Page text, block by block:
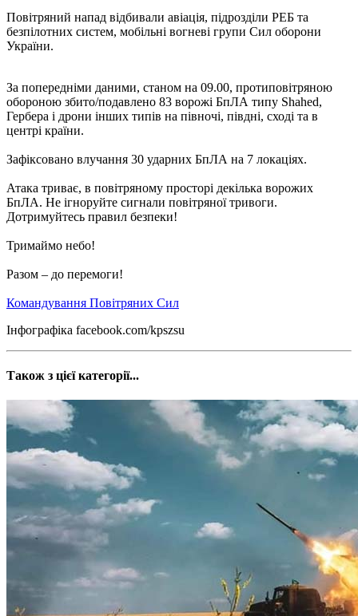
Повітряний напад відбивали авіація, підрозділи РЕБ та
безпілотних систем, мобільні вогневі групи Сил оборони
України.
За попередніми даними, станом на 09.00, протиповітряною
обороною збито/подавлено 83 ворожі БпЛА типу Shahed,
Гербера і дрони інших типів на півночі, півдні, сході та в
центрі країни.
Зафіксовано влучання 30 ударних БпЛА на 7 локаціях.
Атака триває, в повітряному просторі декілька ворожих
БпЛА. Не ігноруйте сигнали повітряної тривоги.
Дотримуйтесь правил безпеки!
Тримаймо небо!
Разом – до перемоги!
Командування Повітряних Сил
Інфографіка facebook.com/kpszsu
Також з цієї категорії...